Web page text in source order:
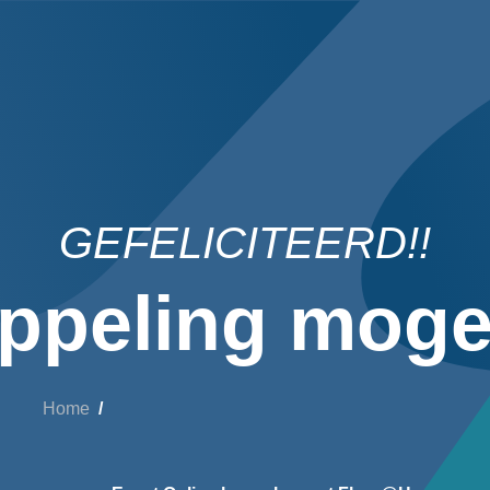
GEFELICITEERD!!
Home